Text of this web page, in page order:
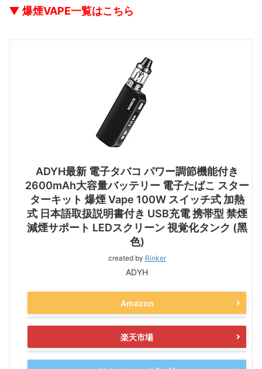
▼ 爆煙VAPE一覧はこちら
ADYH最新 電子タバコ パワー調節機能付き
2600mAh大容量バッテリー 電子たばこ スター
ターキット 爆煙 Vape 100W スイッチ式 加熱
式 日本語取扱説明書付き USB充電 携帯型 禁煙
減煙サポート LEDスクリーン 視覚化タンク (黑
色)
created by Rinker
ADYH
Amazon
楽天市場